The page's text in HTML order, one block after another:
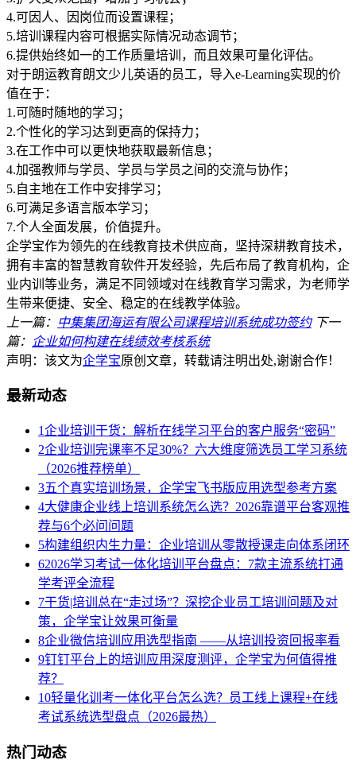
4.可因人、因岗位而设置课程；
5.培训课程内容可根据实际情况动态调节；
6.提供始终如一的工作质量培训，而且效果可量化评估。
对于朗运教育朗文少儿英语的员工，导入e-Learning实现的价
值在于：
1.可随时随地的学习；
2.个性化的学习达到更高的保持力；
3.在工作中可以更快地获取最新信息；
4.加强教师与学员、学员与学员之间的交流与协作；
5.自主地在工作中安排学习；
6.可满足多语言版本学习；
7.个人全面发展，价值提升。
企学宝作为领先的在线教育技术供应商，坚持深耕教育技术，
拥有丰富的智慧教育软件开发经验，先后布局了教育机构，企
业内训等业务，满足不同领域对在线教育学习需求，为老师学
生带来便捷、安全、稳定的在线教学体验。
上一篇： 中集集团海运有限公司课程培训系统成功签约 下一
篇： 企业如何构建在线绩效考核系统
声明：该文为企学宝原创文章，转载请注明出处,谢谢合作！
最新动态
1企业培训干货：解析在线学习平台的客户服务“密码”
2企业培训完课率不足30%？六大维度筛选员工学习系统
（2026推荐榜单）
3五个真实培训场景，企学宝飞书版应用选型参考方案
4大健康企业线上培训系统怎么选？2026靠谱平台客观推
荐与6个必问问题
5构建组织内生力量：企业培训从零散授课走向体系闭环
62026学习考试一体化培训平台盘点：7款主流系统打通
学考评全流程
7干货|培训总在“走过场”？深挖企业员工培训问题及对
策，企学宝让效果可衡量
8企业微信培训应用选型指南 ——从培训投资回报率看
9钉钉平台上的培训应用深度测评，企学宝为何值得推
荐？
10轻量化训考一体化平台怎么选？员工线上课程+在线
考试系统选型盘点（2026最热）
热门动态